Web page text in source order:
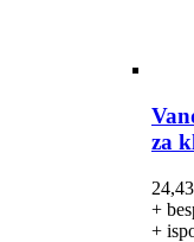
za
24,43
+
+